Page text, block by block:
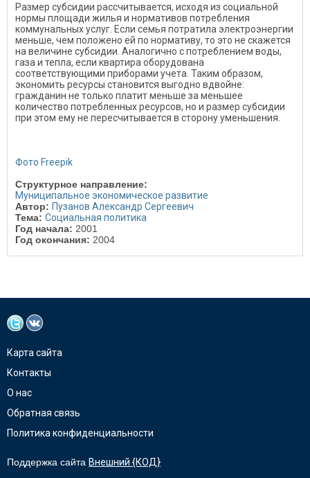
Размер субсидии рассчитывается, исходя из социальной
нормы площади жилья и нормативов потребления
коммунальных услуг. Если семья потратила электроэнергии
меньше, чем положено ей по нормативу, то это не скажется
на величине субсидии. Аналогично с потреблением воды,
газа и тепла, если квартира оборудована
соответствующими приборами учета. Таким образом,
экономить ресурсы становится выгодно вдвойне:
гражданин не только платит меньше за меньшее
количество потребленных ресурсов, но и размер субсидии
при этом ему не пересчитывается в сторону уменьшения.
Фото Freepik
Структурное направление:
Муниципальное экономическое развитие
Автор: Пузанов Александр Сергеевич
Тема: Социальная политика
Год начала: 2001
Год окончания: 2004
Карта сайта
Контакты
О нас
Обратная связь
Политика конфиденциальности
Поддержка сайта Внешний {КОД}